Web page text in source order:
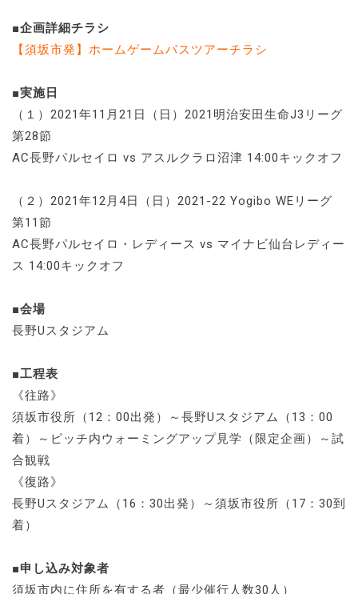
■企画詳細チラシ
【須坂市発】ホームゲームバスツアーチラシ
■実施日
（１）2021年11月21日（日）2021明治安田生命J3リーグ
第28節
AC長野パルセイロ vs アスルクラロ沼津 14:00キックオフ
（２）2021年12月4日（日）2021-22 Yogibo WEリーグ
第11節
AC長野パルセイロ・レディース vs マイナビ仙台レディー
ス 14:00キックオフ
■会場
長野Uスタジアム
■工程表
《往路》
須坂市役所（12：00出発）～長野Uスタジアム（13：00
着）～ピッチ内ウォーミングアップ見学（限定企画）～試
合観戦
《復路》
長野Uスタジアム（16：30出発）～須坂市役所（17：30到
着）
■申し込み対象者
須坂市内に住所を有する者（最少催行人数30人）